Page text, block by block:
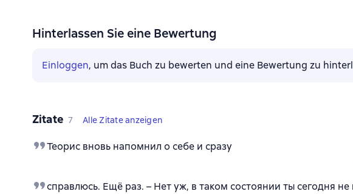
Hinterlassen Sie eine Bewertung
Einloggen, um das Buch zu bewerten und eine Bewertung zu
Zitate 7 Alle Zitate anzeigen
Теорис вновь напомнил о себе и сразу
справлюсь. Ещё раз. – Нет уж, в таком состоянии ты сегодня